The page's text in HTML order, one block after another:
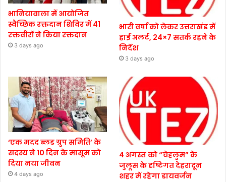
भानियावाला में आयोजित
स्वैच्छिक रक्तदान शिविर में 41
रक्तवीरों ने किया रक्तदान
3 days ago
भारी वर्षा को लेकर उत्तराखंड में
हाई अलर्ट, 24×7 सतर्क रहने के
निर्देश
3 days ago
‘एक मदद ब्लड ग्रुप समिति’ के
सदस्य ने 10 दिन के मासूम को
दिया नया जीवन
4 days ago
4 अगस्त को “चेहलुम” के
जुलूस के दृष्टिगत देहरादून
शहर में रहेगा डायवर्जन